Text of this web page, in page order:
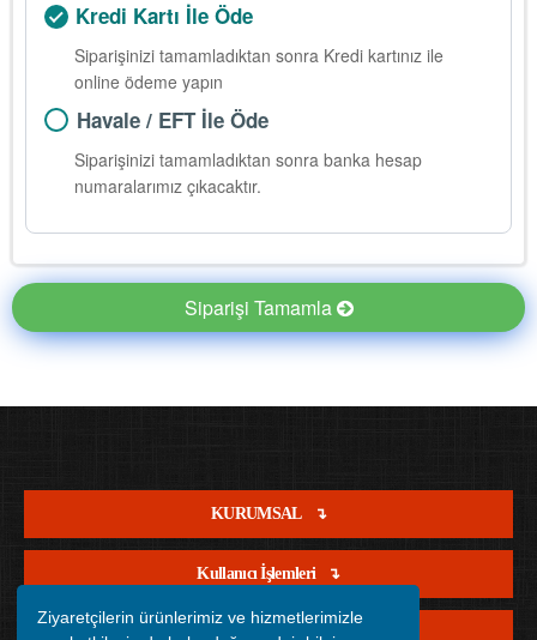
Ziyaretçilerin ürünlerimiz ve hizmetlerimizle
Kredi Kartı İle Öde
Siparişinizi tamamladıktan sonra Kredi kartınız ile
online ödeme yapın
Havale / EFT İle Öde
Siparişinizi tamamladıktan sonra banka hesap
numaralarımız çıkacaktır.
Siparişi Tamamla
KURUMSAL
Kullanıcı İşlemleri
Satış İşlemleri